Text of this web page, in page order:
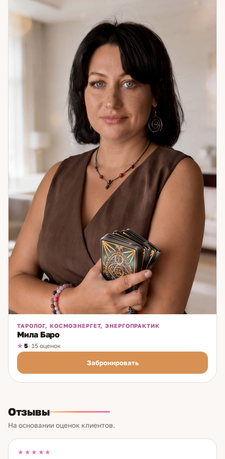
расклад определяет картину, а прямое считывание.
Нередко называю то, чего клиент заранее не сообщал —
имя человека, особенности ситуации, детали, которые
невозможно угадать. Это не трюк — это то, как работает
прямое считывание. Чаще всего обращаются с вопросами
об отношениях и чувствах партнёра, о ситуациях,
требующих ясности, о следующих шагах. Если нужна
точность, а не общие слова — приходите.
ТАРОЛОГ, КОСМОЭНЕРГЕТ, ЭНЕРГОПРАКТИК
Мила Баро
5· 15 оценок
Забронировать
Отзывы
На основании оценок клиентов.
★★★★★